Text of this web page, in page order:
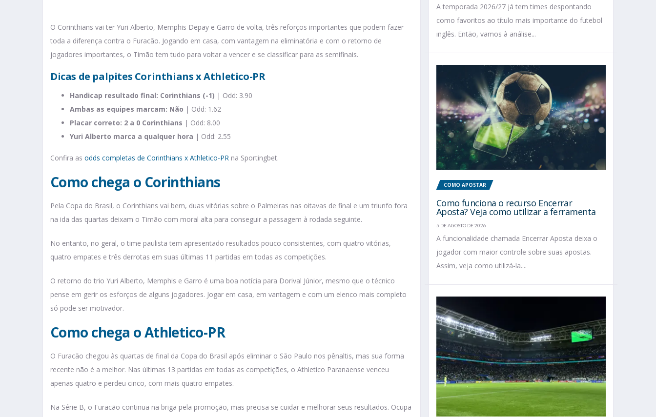
O Corinthians vai ter Yuri Alberto, Memphis Depay e Garro de volta, três reforços importantes que podem fazer
toda a diferença contra o Furacão. Jogando em casa, com vantagem na eliminatória e com o retorno de
jogadores importantes, o Timão tem tudo para voltar a vencer e se classificar para as semifinais.
Dicas de palpites Corinthians x Athletico-PR
Handicap resultado final: Corinthians (-1) | Odd: 3.90
Ambas as equipes marcam: Não | Odd: 1.62
Placar correto: 2 a 0 Corinthians | Odd: 8.00
Yuri Alberto marca a qualquer hora | Odd: 2.55
Confira as odds completas de Corinthians x Athletico-PR na Sportingbet.
Como chega o Corinthians
Pela Copa do Brasil, o Corinthians vai bem, duas vitórias sobre o Palmeiras nas oitavas de final e um triunfo fora
na ida das quartas deixam o Timão com moral alta para conseguir a passagem à rodada seguinte.
No entanto, no geral, o time paulista tem apresentado resultados pouco consistentes, com quatro vitórias,
quatro empates e três derrotas em suas últimas 11 partidas em todas as competições.
O retorno do trio Yuri Alberto, Memphis e Garro é uma boa notícia para Dorival Júnior, mesmo que o técnico
pense em gerir os esforços de alguns jogadores. Jogar em casa, em vantagem e com um elenco mais completo
só pode ser motivador.
Como chega o Athletico-PR
O Furacão chegou às quartas de final da Copa do Brasil após eliminar o São Paulo nos pênaltis, mas sua forma
recente não é a melhor. Nas últimas 13 partidas em todas as competições, o Athletico Paranaense venceu
apenas quatro e perdeu cinco, com mais quatro empates.
Na Série B, o Furacão continua na briga pela promoção, mas precisa se cuidar e melhorar seus resultados. Ocupa
A temporada 2026/27 já tem times despontando
como favoritos ao título mais importante do futebol
inglês. Então, vamos à análise...
COMO APOSTAR
Como funciona o recurso Encerrar
Aposta? Veja como utilizar a ferramenta
5 DE AGOSTO DE 2026
A funcionalidade chamada Encerrar Aposta deixa o
jogador com maior controle sobre suas apostas.
Assim, veja como utilizá-la....